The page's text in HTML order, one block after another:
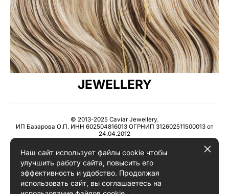
JEWELLERY
© 2013-2025 Caviar Jewellery.
ИП Базарова О.П. ИНН 602504816013 ОГРНИП 312602511500013 от
24.04.2012
Пользовательское соглашение
Наш сайт использует файлы cookie чтобы
улучшить работу сайта, повысить его
эффективность и удобство. Продолжая
использовать сайт, вы соглашаетесь на